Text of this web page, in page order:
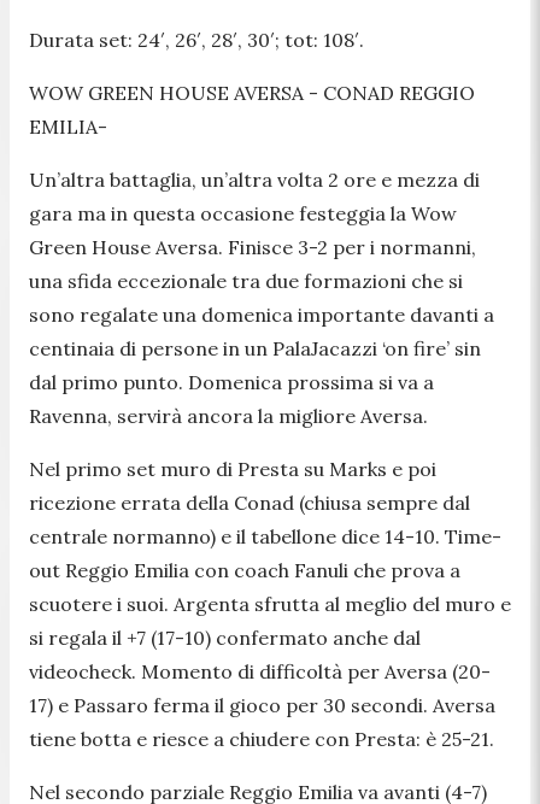
Durata set: 24′, 26′, 28′, 30′; tot: 108′.
WOW GREEN HOUSE AVERSA - CONAD REGGIO
EMILIA-
Un’altra battaglia, un’altra volta 2 ore e mezza di
gara ma in questa occasione festeggia la Wow
Green House Aversa. Finisce 3-2 per i normanni,
una sfida eccezionale tra due formazioni che si
sono regalate una domenica importante davanti a
centinaia di persone in un PalaJacazzi ‘on fire’ sin
dal primo punto. Domenica prossima si va a
Ravenna, servirà ancora la migliore Aversa.
Nel primo set muro di Presta su Marks e poi
ricezione errata della Conad (chiusa sempre dal
centrale normanno) e il tabellone dice 14-10. Time-
out Reggio Emilia con coach Fanuli che prova a
scuotere i suoi. Argenta sfrutta al meglio del muro e
si regala il +7 (17-10) confermato anche dal
videocheck. Momento di difficoltà per Aversa (20-
17) e Passaro ferma il gioco per 30 secondi. Aversa
tiene botta e riesce a chiudere con Presta: è 25-21.
Nel secondo parziale Reggio Emilia va avanti (4-7)